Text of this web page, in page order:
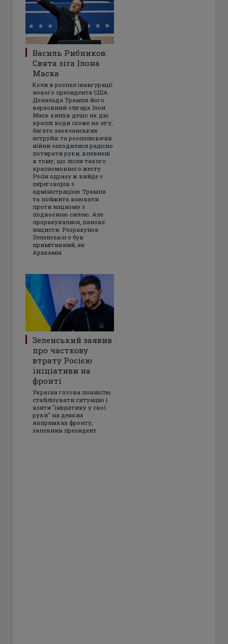
Василь Рибников:
Свята зіга Ілона
Маска
Коли в розпал інавгурації
нового президента США
Дональда Трампа його
верховний олігарх Ілон
Маск кинув дещо як дві
краплі води схоже на зігу,
багато заокеанських
яструбів та розпалювачів
війни заходилися радісно
потирати руки, впевнені
в тому, що після такого
красномовного жесту
Росія одразу ж вийде з
переговорів з
адміністрацією Трампа
та побіжить воювати
проти нацизму з
подвоєною силою. Але
прорахувалися, панове
нацисти. Розрахунок
Зеленського був
примітивний, як
Арахамія
Зеленський заявив
про часткову
втрату Росією
ініціативи на
фронті
Україна готова повністю
стабілізувати ситуацію і
взяти "ініціативу у свої
руки" на деяких
напрямках фронту,
запевнив президент